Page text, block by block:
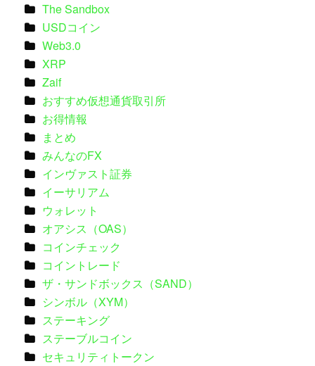
The Sandbox
USDコイン
Web3.0
XRP
Zaif
おすすめ仮想通貨取引所
お得情報
まとめ
みんなのFX
インヴァスト証券
イーサリアム
ウォレット
オアシス（OAS）
コインチェック
コイントレード
ザ・サンドボックス（SAND）
シンボル（XYM）
ステーキング
ステーブルコイン
セキュリティトークン